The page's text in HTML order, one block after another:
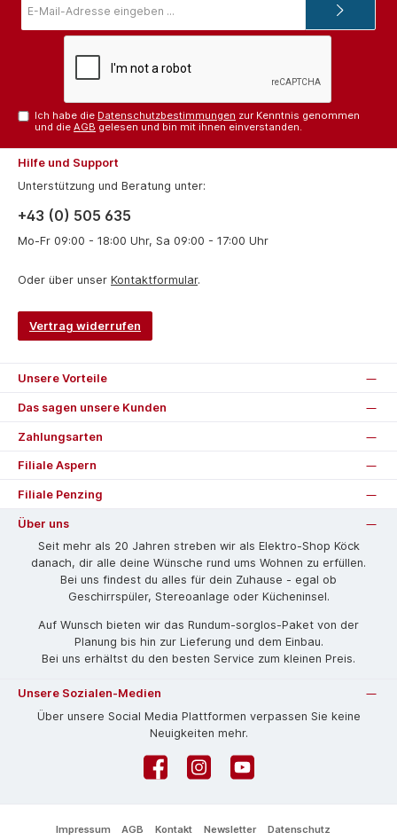
Mail-
Ich habe die Datenschutzbestimmungen zur Kenntnis genommen
und dieAGB gelesen und bin mit ihnen einverstanden.
Hilfe und Support
Unterstützung und Beratung unter:
+43 (0) 505 635
Mo-Fr 09:00 - 18:00 Uhr, Sa 09:00 - 17:00 Uhr
Oder über unser Kontaktformular.
Vertrag widerrufen
Unsere Vorteile
Das sagen unsere Kunden
Zahlungsarten
Filiale Aspern
Filiale Penzing
Über uns
Seit mehr als 20 Jahren streben wir als Elektro-Shop Köck
danach, dir alle deine Wünsche rund ums Wohnen zu erfüllen.
Bei uns findest du alles für dein Zuhause - egal ob
Geschirrspüler, Stereoanlage oder Kücheninsel.
Auf Wunsch bieten wir das Rund­um-sorg­los-Pa­ket von der
Planung bis hin zur Lieferung und dem Einbau.
Bei uns erhältst du den besten Service zum kleinen Preis.
Unsere Sozialen-Medien
Über unsere Social Media Plattformen verpassen Sie keine
Neuigkeiten mehr.
FacebookInstagramYouTube
Impressum AGB Kontakt Newsletter
Datenschutz